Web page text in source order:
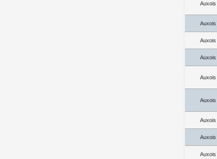
Auxois
Auxois
Auxois
Auxois
Auxois
Auxois
Auxois
Auxois
Auxois